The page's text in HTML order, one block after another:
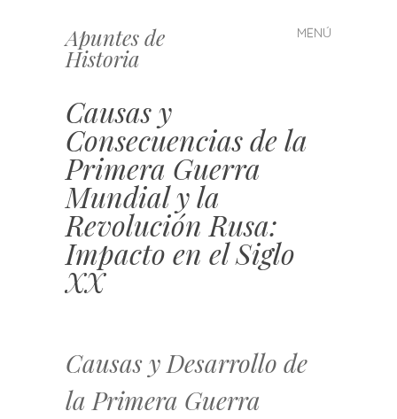
Apuntes de
Historia
MENÚ
Saltar
al
Causas y
Consecuencias de la
Primera Guerra
Mundial y la
Revolución Rusa:
Impacto en el Siglo
XX
Causas y Desarrollo de
la Primera Guerra